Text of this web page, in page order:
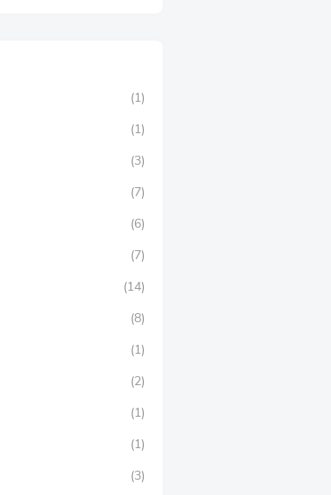
(1)
(1)
(3)
(7)
(6)
(7)
(14)
(8)
(1)
(2)
(1)
(1)
(3)